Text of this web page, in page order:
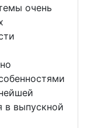
очень
в выпускной